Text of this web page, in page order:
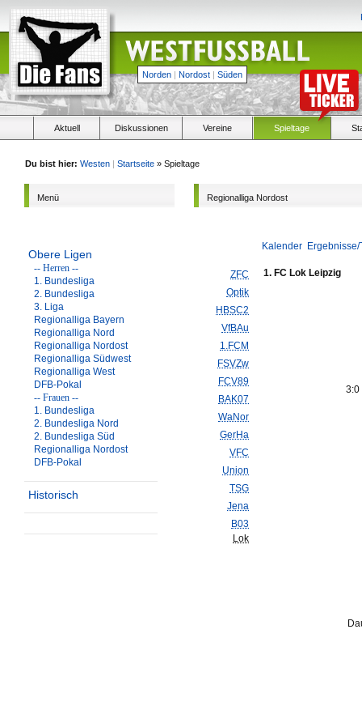
Norden | Nordost | Süden
Aktuell Diskussionen Vereine Spieltage
Du bist hier: Westen | Startseite » Spieltage
Menü
Obere Ligen
-- Herren --
1. Bundesliga
2. Bundesliga
3. Liga
Regionalliga Bayern
Regionalliga Nord
Regionalliga Nordost
Regionalliga Südwest
Regionalliga West
DFB-Pokal
-- Frauen --
1. Bundesliga
2. Bundesliga Nord
2. Bundesliga Süd
Regionalliga Nordost
DFB-Pokal
Historisch
Regionalliga Nordost
Kalender
ZFC
Optik
HBSC2
VfBAu
1.FCM
FSVZw
FCV89
BAK07
WaNor
GerHa
VFC
Union
TSG
Jena
B03
Lok
1. FC Lok Leipzig
3:0